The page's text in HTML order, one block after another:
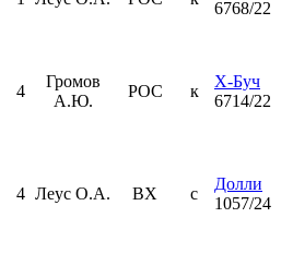
6768/22
4
Громов
А.Ю.
РОС к
Х-Буч
6714/22
4 Леус О.А. ВХ с
Долли
1057/24